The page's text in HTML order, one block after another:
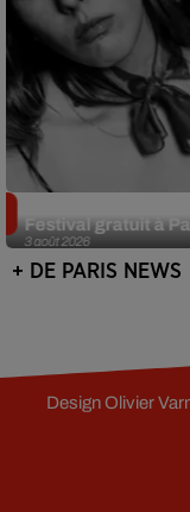
3 août 2026
Festival gratuit à
+ DE PARIS NEWS
DesignOlivier